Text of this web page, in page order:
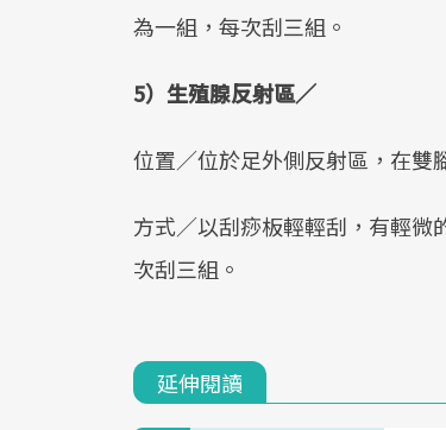
為一組，每次刮三組。
5）生殖腺反射區／
位置／位於足外側反射區，在雙
方式／以刮痧板輕輕刮，有輕
次刮三組。
延伸閱讀